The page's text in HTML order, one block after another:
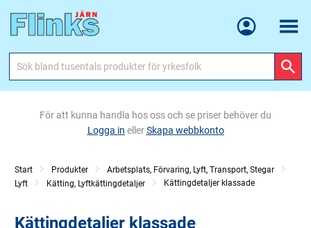
Meny
För att kunna handla hos oss och se priser behöver du
Logga in ellerSkapa webbkonto
Start Produkter
Arbetsplats, Förvaring, Lyft, Transport, Stegar
Lyft
Kätting, Lyftkättingdetaljer Kättingdetaljer klassade
Kättingdetaljer klassade